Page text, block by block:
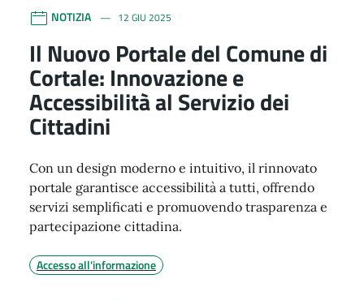
NOTIZIA 12 GIU 2025
Il Nuovo Portale del Comune di
Cortale: Innovazione e
Accessibilità al Servizio dei
Cittadini
Con un design moderno e intuitivo, il rinnovato
portale garantisce accessibilità a tutti, offrendo
servizi semplificati e promuovendo trasparenza e
partecipazione cittadina.
Accesso all'informazione